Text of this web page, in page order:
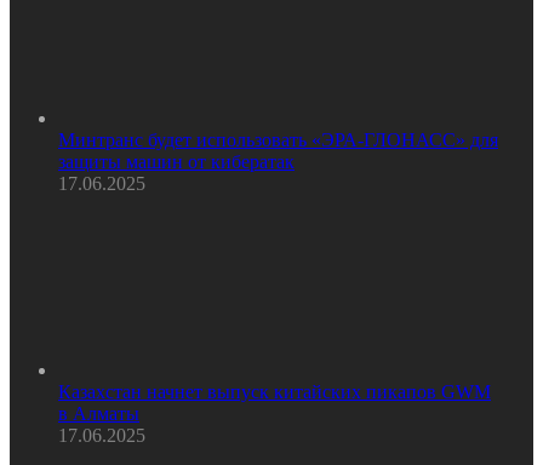
Минтранс будет использовать «ЭРА-ГЛОНАСС» для
защиты машин от кибератак
17.06.2025
Казахстан начнет выпуск китайских пикапов GWM
в Алматы
17.06.2025